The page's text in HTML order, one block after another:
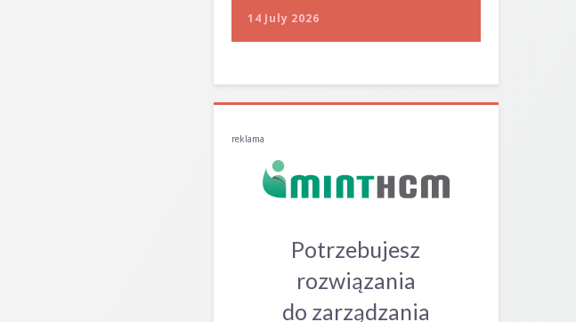
14 July 2026
reklama
Potrzebujesz
rozwiązania
do zarządzania